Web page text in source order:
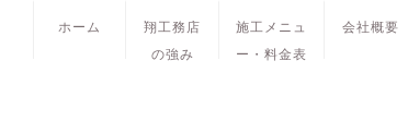
ホーム
翔工務店
の強み
施工メニュ
ー・料金表
会社概要